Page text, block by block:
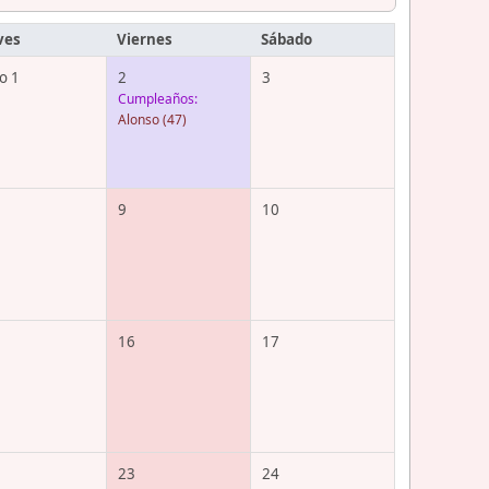
Viernes
Sábado
1
2
Cumpleaños:
Alonso(47)
3
9 10
16 17
23 24